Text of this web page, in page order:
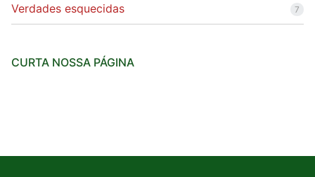
Verdades esquecidas 7
CURTA NOSSA PÁGINA